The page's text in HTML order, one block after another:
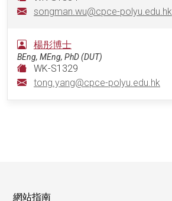
songman.wu@cpce-polyu.edu.hk
楊彤博士
BEng, MEng, PhD (DUT)
WK-S1329
tong.yang@cpce-polyu.edu.hk
網站指南